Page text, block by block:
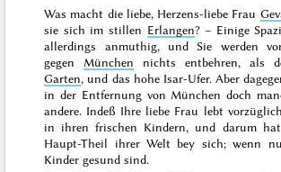
Was macht die liebe, Herzens-liebe Frau
sie sich im stillen Erlangen? – Einige
allerdings anmuthig, und Sie werden
gegen München nichts entbehren, als
Garten, und das hohe Isar-Ufer. Aber
in der Entfernung von München doch
andere. Indeß Ihre liebe Frau lebt
in ihren frischen Kindern, und darum
Haupt-Theil ihrer Welt bey sich; wenn
Kinder gesund sind.